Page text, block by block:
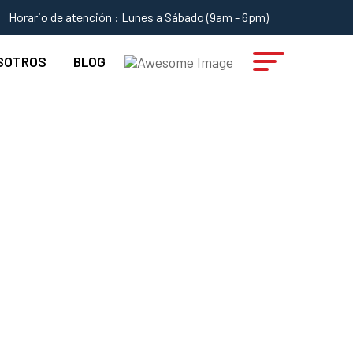
Horario de atención : Lunes a Sábado (9am - 6pm)
BLOG